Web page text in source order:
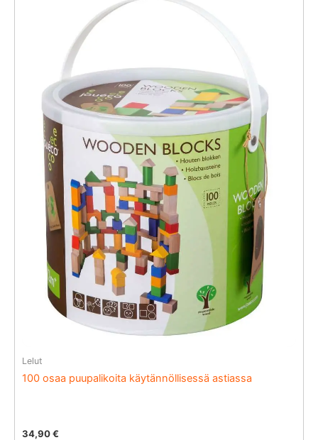
Lelut
100 osaa puupalikoita käytännöllisessä astiassa
34,90€